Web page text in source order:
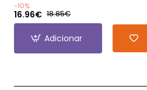
-10%
16.96€ 18.85€
Adicionar